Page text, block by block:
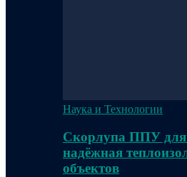
Наука и Технологии
Скорлупа ППУ для
надёжная
объектов